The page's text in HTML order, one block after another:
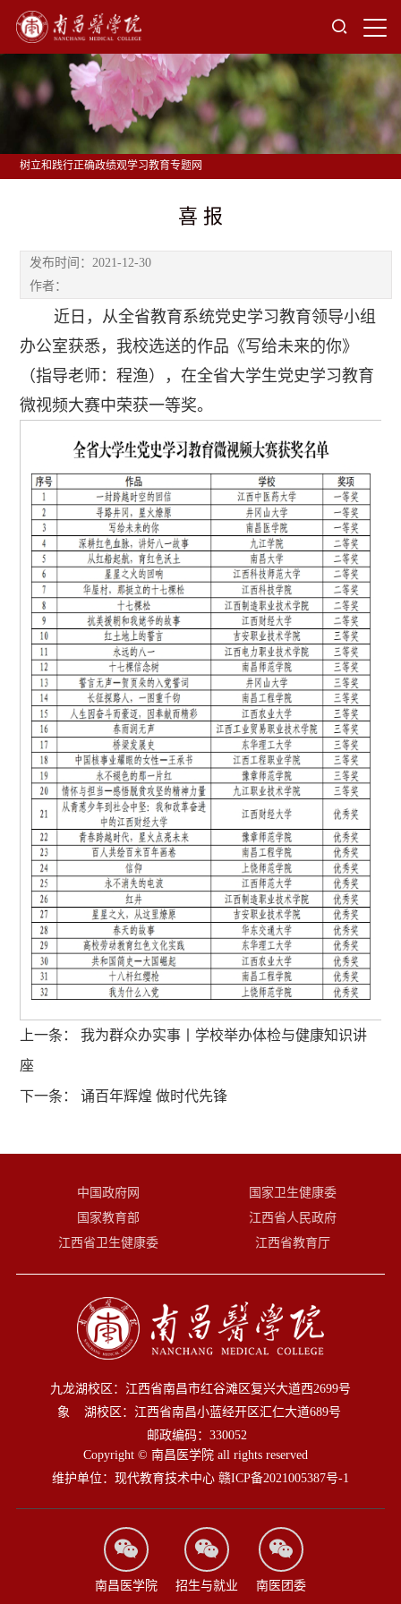
树立和践行正确政绩观学习教育专题网
喜 报
发布时间：2021-12-30
作者：
近日，从全省教育系统党史学习教育领导小组
办公室获悉，我校选送的作品《写给未来的你》
（指导老师：程渔），在全省大学生党史学习教育
微视频大赛中荣获一等奖。
上一条：
我为群众办实事丨学校举办体检与健康知识讲
座
下一条：
诵百年辉煌 做时代先锋
中国政府网
国家卫生健康委
国家教育部
江西省人民政府
江西省卫生健康委
江西省教育厅
九龙湖校区：江西省南昌市红谷滩区复兴大道西2699号
象 湖校区：江西省南昌小蓝经开区汇仁大道689号
邮政编码：330052
Copyright © 南昌医学院 all rights reserved
维护单位：现代教育技术中心 赣ICP备2021005387号-1
南昌医学院 招生与就业 南医团委